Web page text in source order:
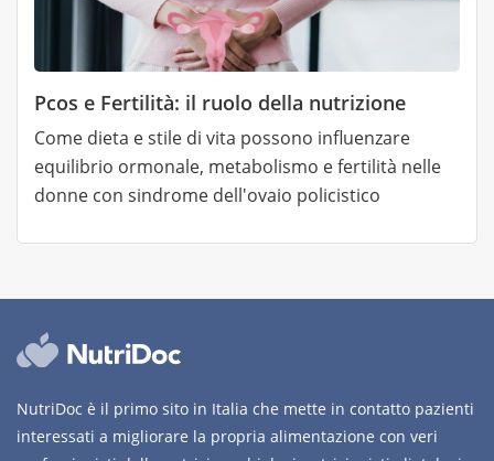
Pcos e Fertilità: il ruolo della nutrizione
Come dieta e stile di vita possono influenzare
equilibrio ormonale, metabolismo e fertilità nelle
donne con sindrome dell'ovaio policistico
NutriDoc è il primo sito in Italia che mette in contatto pazienti
interessati a migliorare la propria alimentazione con veri